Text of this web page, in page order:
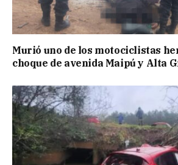
Murió uno de los motociclistas
choque de avenida Maipú y Alta